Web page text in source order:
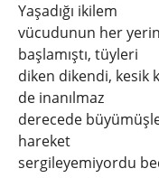
Yaşadığı ikilem
vücudunun her
başlamıştı, tüyleri
diken dikendi, kesik
de inanılmaz
derecede
hareket
sergileyemiyordu